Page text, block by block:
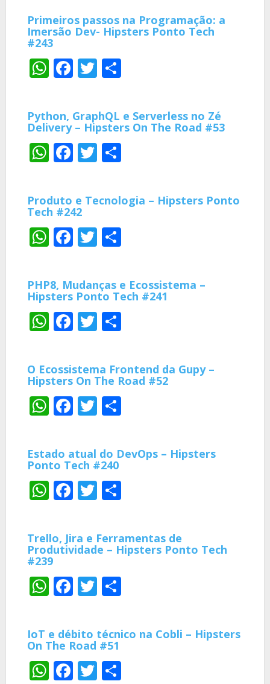
Primeiros passos na Programação: a
Imersão Dev- Hipsters Ponto Tech
#243
WhatsApp
Facebook
Twitter
Python, GraphQL e Serverless no Zé
Delivery – Hipsters On The Road #53
WhatsApp
Facebook
Twitter
Produto e Tecnologia – Hipsters Ponto
Tech #242
WhatsApp
Facebook
Twitter
PHP8, Mudanças e Ecossistema –
Hipsters Ponto Tech #241
WhatsApp
Facebook
Twitter
O Ecossistema Frontend da Gupy –
Hipsters On The Road #52
WhatsApp
Facebook
Twitter
Estado atual do DevOps – Hipsters
Ponto Tech #240
WhatsApp
Facebook
Twitter
Trello, Jira e Ferramentas de
Produtividade – Hipsters Ponto Tech
#239
WhatsApp
Facebook
Twitter
IoT e débito técnico na Cobli – Hipsters
On The Road #51
WhatsApp
Facebook
Twitter